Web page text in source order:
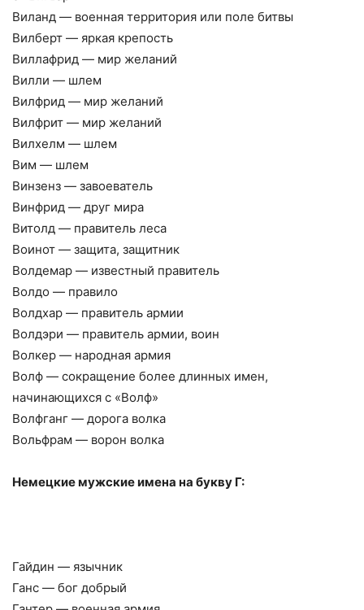
Виланд — военная территория или поле битвы
Вилберт — яркая крепость
Виллафрид — мир желаний
Вилли — шлем
Вилфрид — мир желаний
Вилфрит — мир желаний
Вилхелм — шлем
Вим — шлем
Винзенз — завоеватель
Винфрид — друг мира
Витолд — правитель леса
Воинот — защита, защитник
Волдемар — известный правитель
Волдо — правило
Волдхар — правитель армии
Волдэри — правитель армии, воин
Волкер — народная армия
Волф — сокращение более длинных имен,
начинающихся с «Волф»
Волфганг — дорога волка
Вольфрам — ворон волка
Немецкие мужские имена на букву Г:
Гайдин — язычник
Ганс — бог добрый